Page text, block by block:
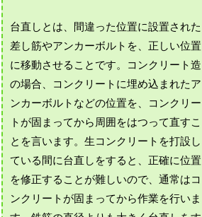
台直しとは、間違った位置に設置された
差し筋やアンカーボルトを、正しい位置
に移動させることです。コンクリート造
の場合、コンクリートに埋め込まれたア
ンカーボルトなどの位置を、コンクリー
トが固まってから周囲をはつって直すこ
とを言います。生コンクリートを打設し
ている間に台直しをすると、正確に位置
を修正することが難しいので、通常はコ
ンクリートが固まってから作業を行いま